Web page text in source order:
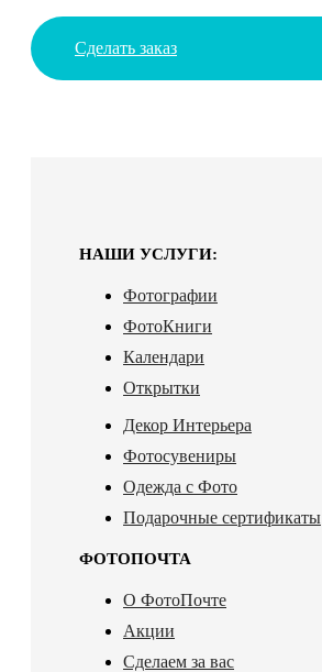
Сделать заказ
НАШИ УСЛУГИ:
Фотографии
ФотоКниги
Календари
Открытки
Декор Интерьера
Фотосувениры
Одежда с Фото
Подарочные сертификаты
ФОТОПОЧТА
О ФотоПочте
Акции
Сделаем за вас